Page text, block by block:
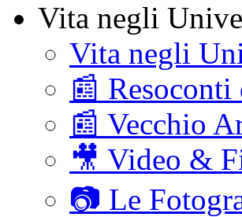
Vita negli
Vita negli
📰
📰 Vecchio
🎥 Video &
📷 Le